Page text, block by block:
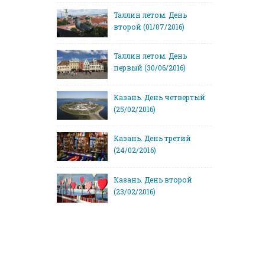
Таллин летом. День
второй (01/07/2016)
Таллин летом. День
первый (30/06/2016)
Казань. День четвертый
(25/02/2016)
Казань. День третий
(24/02/2016)
Казань. День второй
(23/02/2016)